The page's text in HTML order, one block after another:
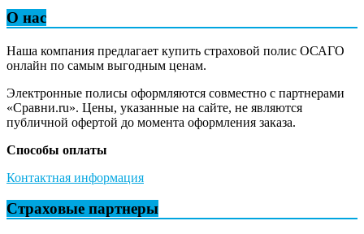
О нас
Наша компания предлагает купить страховой полис ОСАГО
онлайн по самым выгодным ценам.
Электронные полисы оформляются совместно с партнерами
«Сравни.ru». Цены, указанные на сайте, не являются
публичной офертой до момента оформления заказа.
Способы оплаты
Контактная информация
Страховые партнеры